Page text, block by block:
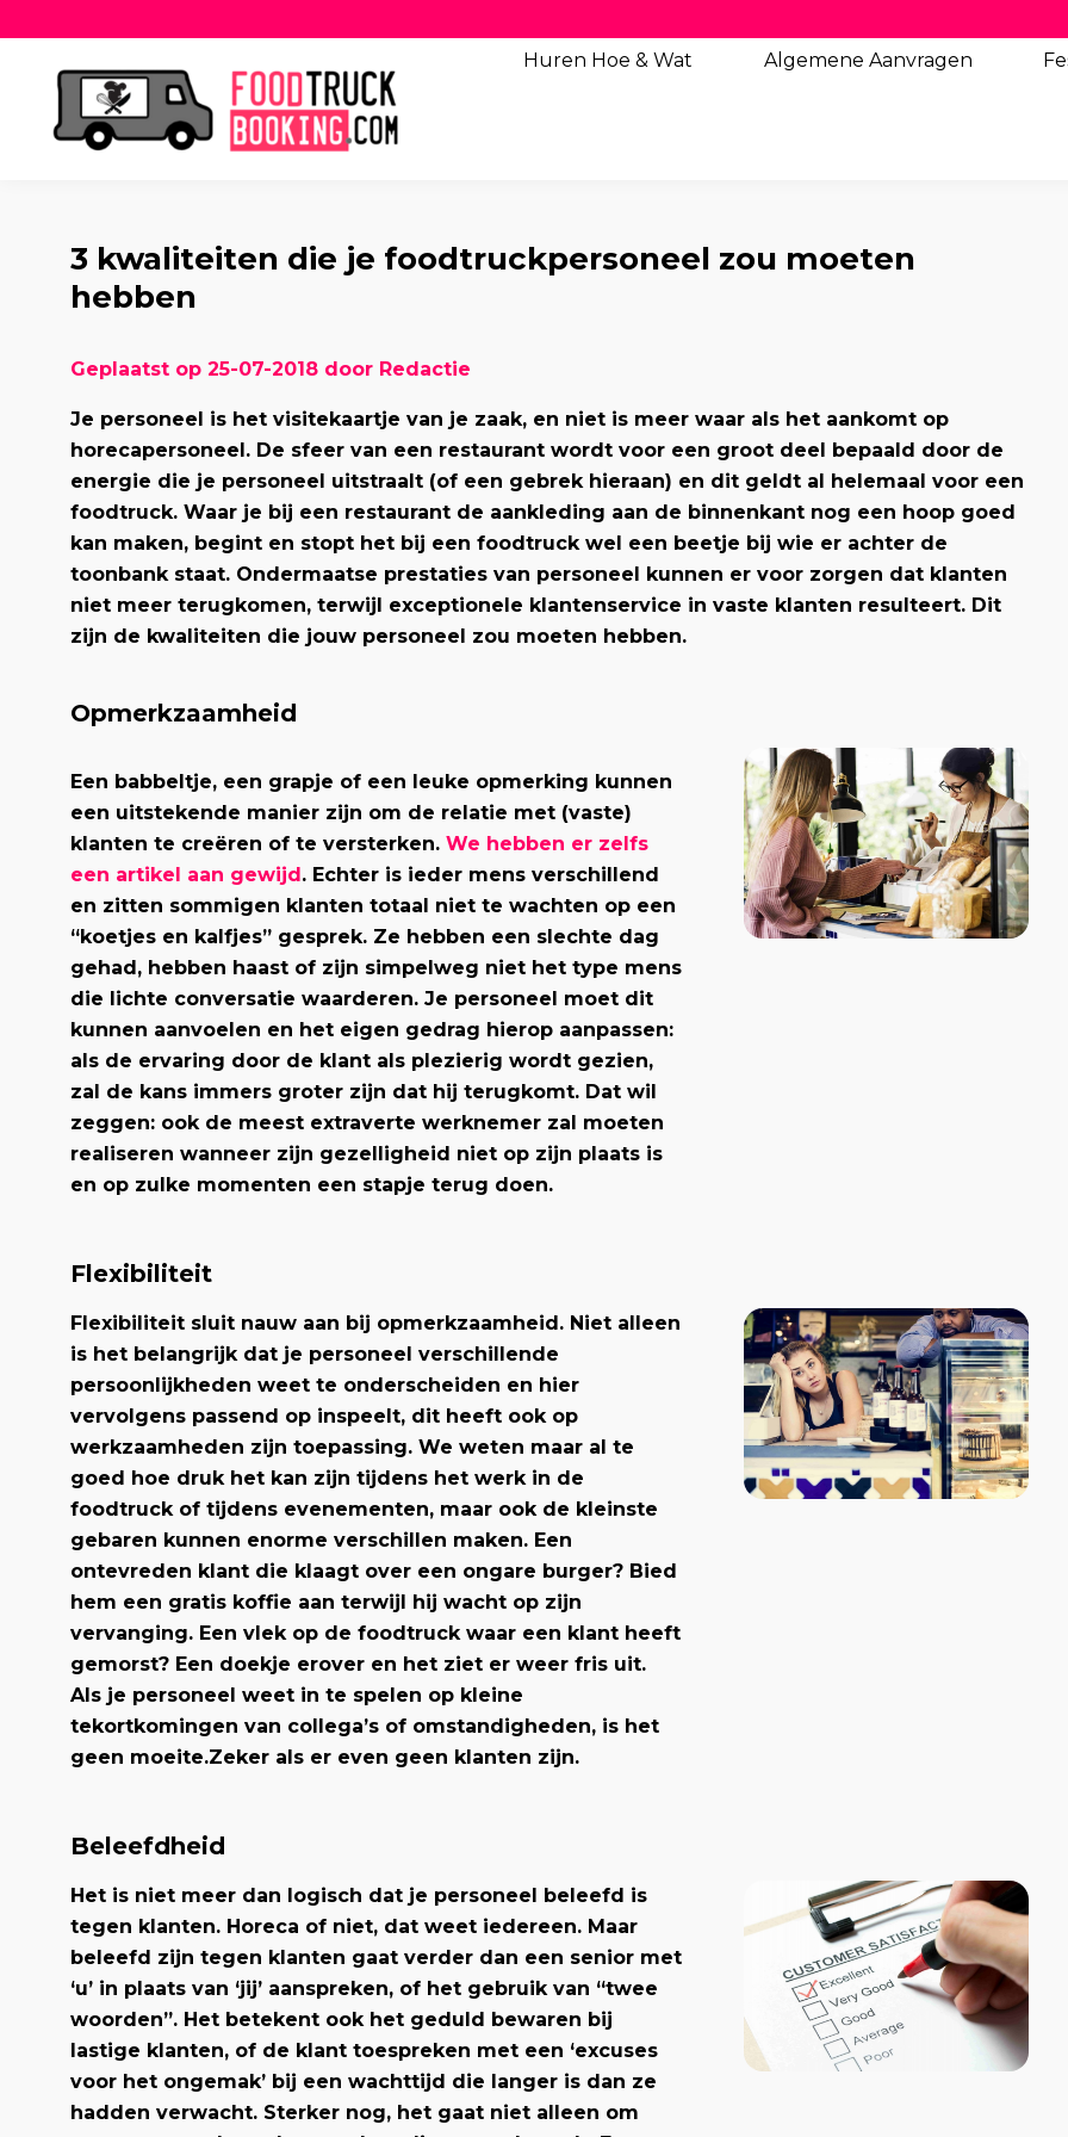
Huren Hoe & Wat Algemene Aanvragen
3 kwaliteiten die je foodtruckpersoneel zou moeten
hebben
Geplaatst op 25-07-2018 door Redactie
Je personeel is het visitekaartje van je zaak, en niet is meer waar als het aankomt op
horecapersoneel. De sfeer van een restaurant wordt voor een groot deel bepaald door de
energie die je personeel uitstraalt (of een gebrek hieraan) en dit geldt al helemaal voor een
foodtruck. Waar je bij een restaurant de aankleding aan de binnenkant nog een hoop goed
kan maken, begint en stopt het bij een foodtruck wel een beetje bij wie er achter de
toonbank staat. Ondermaatse prestaties van personeel kunnen er voor zorgen dat klanten
niet meer terugkomen, terwijl exceptionele klantenservice in vaste klanten resulteert. Dit
zijn de kwaliteiten die jouw personeel zou moeten hebben.
Opmerkzaamheid
Een babbeltje, een grapje of een leuke opmerking kunnen
een uitstekende manier zijn om de relatie met (vaste)
klanten te creëren of te versterken.We hebben er zelfs
een artikel aan gewijd . Echter is ieder mens verschillend
en zitten sommigen klanten totaal niet te wachten op een
“koetjes en kalfjes” gesprek. Ze hebben een slechte dag
gehad, hebben haast of zijn simpelweg niet het type mens
die lichte conversatie waarderen. Je personeel moet dit
kunnen aanvoelen en het eigen gedrag hierop aanpassen:
als de ervaring door de klant als plezierig wordt gezien,
zal de kans immers groter zijn dat hij terugkomt. Dat wil
zeggen: ook de meest extraverte werknemer zal moeten
realiseren wanneer zijn gezelligheid niet op zijn plaats is
en op zulke momenten een stapje terug doen.
Flexibiliteit
Flexibiliteit sluit nauw aan bij opmerkzaamheid. Niet alleen
is het belangrijk dat je personeel verschillende
persoonlijkheden weet te onderscheiden en hier
vervolgens passend op inspeelt, dit heeft ook op
werkzaamheden zijn toepassing. We weten maar al te
goed hoe druk het kan zijn tijdens het werk in de
foodtruck of tijdens evenementen, maar ook de kleinste
gebaren kunnen enorme verschillen maken. Een
ontevreden klant die klaagt over een ongare burger? Bied
hem een gratis koffie aan terwijl hij wacht op zijn
vervanging. Een vlek op de foodtruck waar een klant heeft
gemorst? Een doekje erover en het ziet er weer fris uit.
Als je personeel weet in te spelen op kleine
tekortkomingen van collega’s of omstandigheden, is het
geen moeite.Zeker als er even geen klanten zijn.
Beleefdheid
Het is niet meer dan logisch dat je personeel beleefd is
tegen klanten. Horeca of niet, dat weet iedereen. Maar
beleefd zijn tegen klanten gaat verder dan een senior met
‘u’ in plaats van ‘jij’ aanspreken, of het gebruik van “twee
woorden”. Het betekent ook het geduld bewaren bij
lastige klanten, of de klant toespreken met een ‘excuses
voor het ongemak’ bij een wachttijd die langer is dan ze
hadden verwacht. Sterker nog, het gaat niet alleen om